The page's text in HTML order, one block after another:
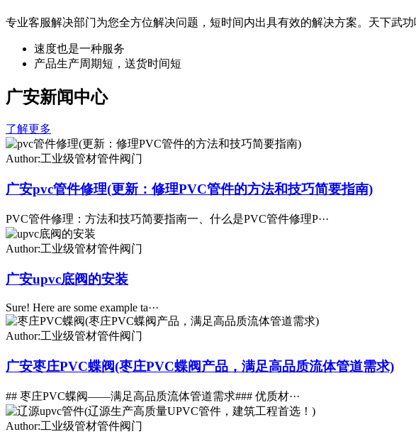
专业客服解决部门为您全方位解决问题，短时间内出具有效的解决方案。天下武功
速度也是一种服务
产品生产周期短，送货时间短
广安新闻中心
了解更多
Author:工业级管材管件阀门
广安pvc管件修理(更新：修理PVC管件的方法和技巧简要指南)
PVC管件修理：方法和技巧简要指南一、什么是PVC管件修理P···
Author:工业级管材管件阀门
广安upvc底阀的安装
Sure! Here are some example ta···
Author:工业级管材管件阀门
广安枣庄PVC蝶阀(枣庄PVC蝶阀产品，满足高品质流体管道需求)
## 枣庄PVC蝶阀——满足高品质流体管道需求### 优质材···
Author:工业级管材管件阀门